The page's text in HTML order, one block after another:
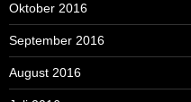
Oktober 2016
September 2016
August 2016